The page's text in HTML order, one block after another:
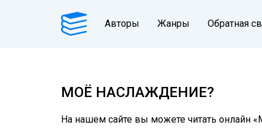
Авторы Жанры Обратная
МОЁ НАСЛАЖДЕНИЕ?
На нашем сайте вы можете читать онлайн